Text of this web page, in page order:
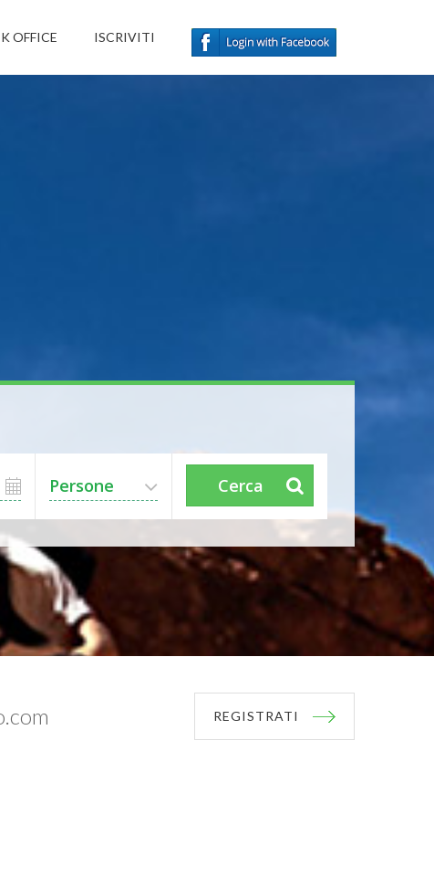
OFFICE ISCRIVITI
Persone Cerca
REGISTRATI